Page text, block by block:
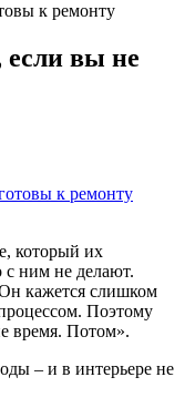
к ремонту
если вы не
который их
с ним не делают.
кажется слишком
Поэтому
время. Потом».
– и в интерьере не